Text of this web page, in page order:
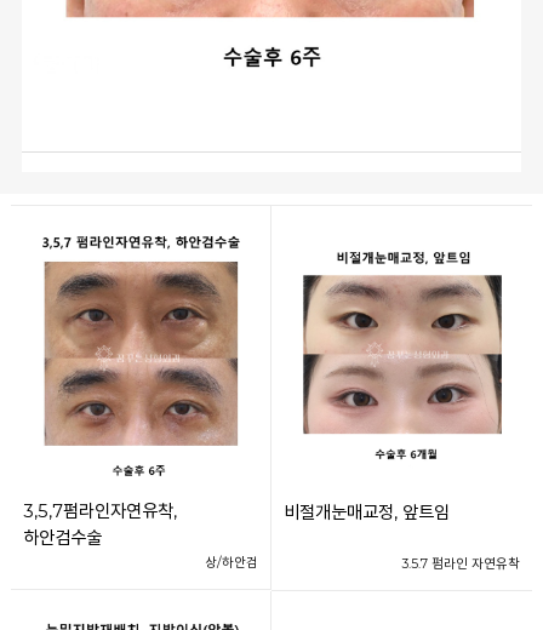
3,5,7펌라인자연유착,
하안검수술
상/하안검
비절개눈매교정, 앞트임
3.5.7 펌라인 자연유착